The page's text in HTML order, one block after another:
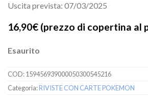
Uscita prevista: 07/03/2025
16,90€ (prezzo di copertina al
Esaurito
COD:159456939000050300545216
Categoria:RIVISTE CON CARTE POKEMON